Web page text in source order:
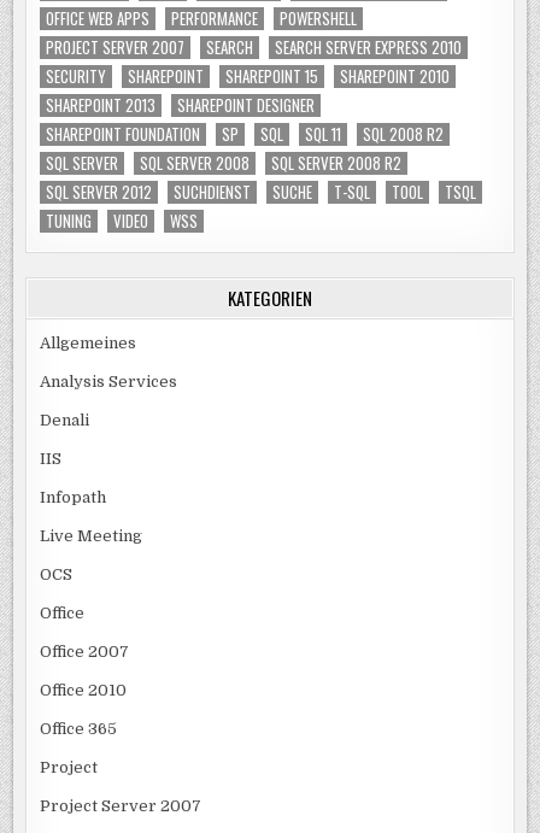
OFFICE WEB APPS
PERFORMANCE
POWERSHELL
PROJECT SERVER 2007
SEARCH
SEARCH SERVER EXPRESS 2010
SECURITY
SHAREPOINT SHAREPOINT 15
SHAREPOINT 2010
SHAREPOINT 2013
SHAREPOINT DESIGNER
SHAREPOINT FOUNDATION
SP SQL SQL 11
SQL 2008 R2
SQL SERVER
SQL SERVER 2008
SQL SERVER 2008 R2
SQL SERVER 2012
SUCHDIENST SUCHE T-SQL TOOL
TSQL
TUNING
VIDEO WSS
KATEGORIEN
Allgemeines
Analysis Services
Denali
IIS
Infopath
Live Meeting
OCS
Office
Office 2007
Office 2010
Office 365
Project
Project Server 2007